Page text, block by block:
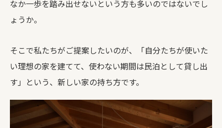
なか一歩を踏み出せないという方も多いのではないでし
ょうか。
そこで私たちがご提案したいのが、「自分たちが使いた
い理想の家を建てて、使わない期間は民泊として貸し出
す」という、新しい家の持ち方です。